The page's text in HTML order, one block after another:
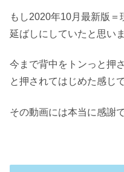
もし2020年10月最新版
延ばしにしていたと思いま
今まで背中をトンっと押
と押されてはじめた感じで
その動画には本当に感謝で